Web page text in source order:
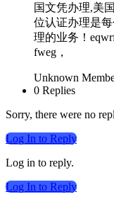
国文凭办理,美
位认证办理是
理的业务！eqwrf
fweg，
Unknown
0 Replies
Sorry, there were no
Log In to Reply
Log in to reply.
Log In to Reply